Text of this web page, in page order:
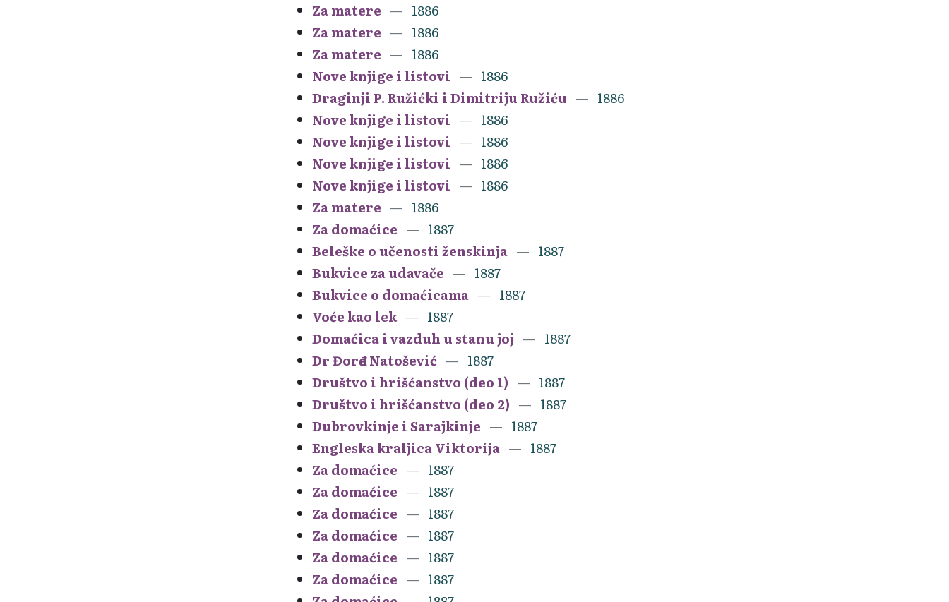
Za matere
1886
Za matere
1886
Za matere
1886
Nove knjige i listovi
1886
Draginji P. Ružićki i Dimitriju Ružiću
1886
Nove knjige i listovi
1886
Nove knjige i listovi
1886
Nove knjige i listovi
1886
Nove knjige i listovi
1886
Za matere
1886
Za domaćice
1887
Beleške o učenosti ženskinja
1887
Bukvice za udavače
1887
Bukvice o domaćicama
1887
Voće kao lek
1887
Domaćica i vazduh u stanu joj
1887
Dr Đorđe Natošević
1887
Društvo i hrišćanstvo (deo 1)
1887
Društvo i hrišćanstvo (deo 2)
1887
Dubrovkinje i Sarajkinje
1887
Engleska kraljica Viktorija
1887
Za domaćice
1887
Za domaćice
1887
Za domaćice
1887
Za domaćice
1887
Za domaćice
1887
Za domaćice
1887